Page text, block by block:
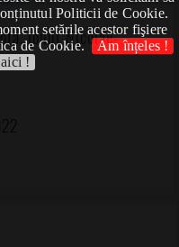
Politicii de Cookie.
setările acestor fişiere
de Cookie.
Am înțeles !
!
Ionuț Nicolae-